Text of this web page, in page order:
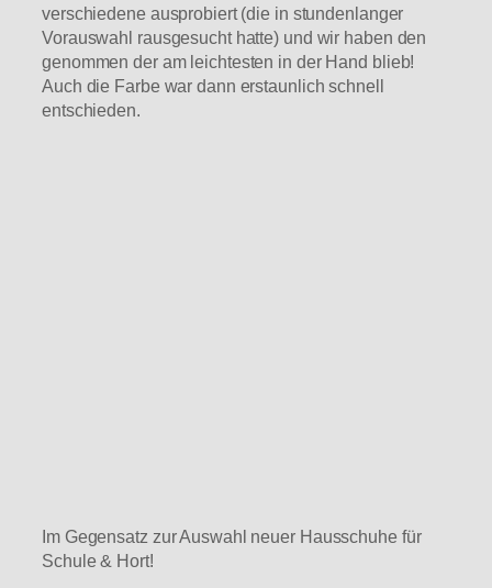
verschiedene ausprobiert (die in stundenlanger
Vorauswahl rausgesucht hatte) und wir haben den
genommen der am leichtesten in der Hand blieb!
Auch die Farbe war dann erstaunlich schnell
entschieden.
Im Gegensatz zur Auswahl neuer Hausschuhe für
Schule & Hort!